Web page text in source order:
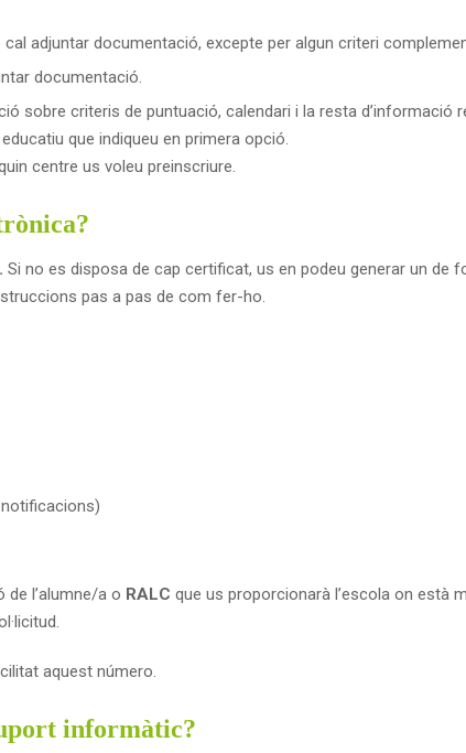
adjuntar documentació, excepte per algun criteri
documentació.
sobre criteris de puntuació, calendari i la resta d’informació
que indiqueu en primera opció.
centre us voleu preinscriure.
Si no es disposa de cap certificat, us en podeu generar un de
pas a pas de com fer-ho.
de l’alumne/a o RALC que us proporcionarà l’escola on està
aquest número.
informàtic?